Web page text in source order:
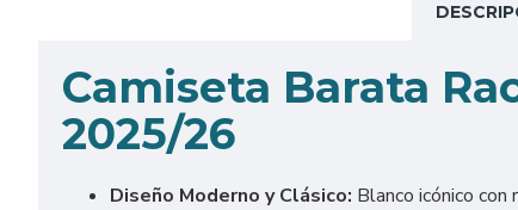
Camiseta Barata
2025/26
Diseño Moderno y Clásico: Blanco icónico